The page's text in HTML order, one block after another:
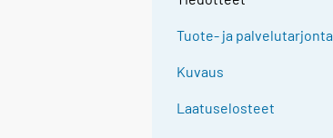
Tuote- ja palvelutarjonta
Kuvaus
Laatuselosteet